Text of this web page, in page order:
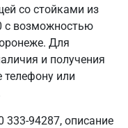
со стойками из
с возможностью
Для
и получения
телефону или
94287, описание